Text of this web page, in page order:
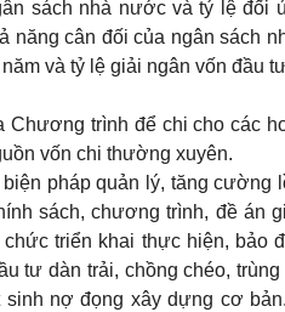
sách nhà nước và tỷ lệ đối
năng cân đối của ngân sách
và tỷ lệ giải ngân vốn đầu
Chương trình để chi cho các
vốn chi thường xuyên.
pháp quản lý, tăng cường
sách, chương trình, đề án
triển khai thực hiện, bảo
tư dàn trải, chồng chéo,
sinh nợ đọng xây dựng cơ